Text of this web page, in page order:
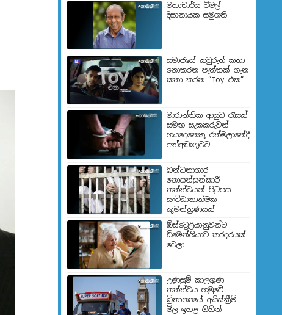
මහාචාර්ය විමල්
දිසානායක සමුගනී
සමාජයේ කවුරුත් කතා
නොකරන පැත්තක් ගැන
කතා කරන “Toy එක”
මාරාන්තික ආයුධ රැසක්
සමඟ සැකකරුවන්
හයදෙනෙකු රත්මලානේදී
අත්අඩංගුවට
බන්ධනාගාර
නොසන්සුන්කාරී
තත්ත්වයන් පිටුපස
සංවිධානාත්මක
කුමන්ත්‍රණයක්
ඕස්ට්‍රෙලියානුවන්ට
ඩිමෙන්ශියාව කරදරයක්
වෙලා
උණුසුම් කාලගුණ
තත්ත්වය හමුවේ
බ්‍රිතාන්‍යයේ අයිස්ක්‍රීම්
මිල ඉහළ ගිහින්